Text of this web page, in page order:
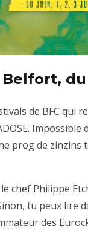
Belfort,
de BFC qui
prog de
chef Philippe
tu peux lire
des